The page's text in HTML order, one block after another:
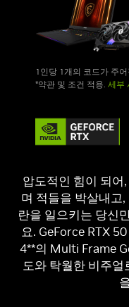
1인당 1개의 코드가 주어
*약관 및 조건 적용. 세부
압도적인 힘이 되어
며 적들을 박살내고
란을 일으키는 당신
요. GeForce RTX
4**의 Multi Frame
도와 탁월한 비주얼